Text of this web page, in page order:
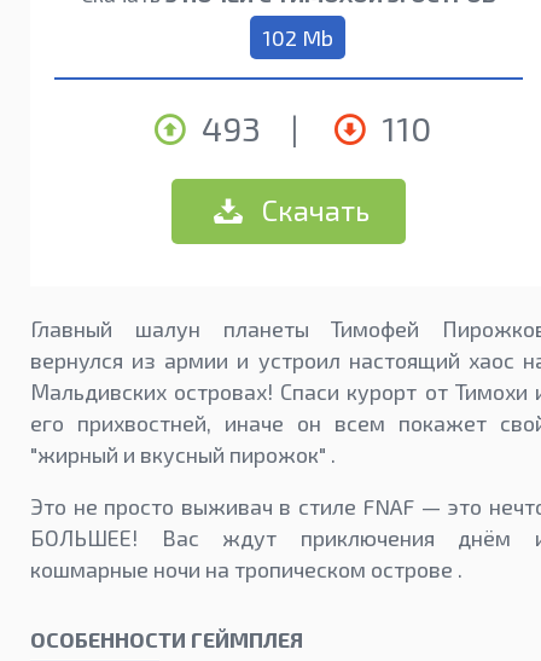
102 Mb
493 | 110
Скачать
Главный шалун планеты Тимофей
вернулся из армии и устроил настоящий хаос
Мальдивских островах! Спаси курорт от Тимохи
его прихвостней, иначе он всем покажет
"жирный и вкусный пирожок" .
Это не просто выживач в стиле FNAF — это
БОЛЬШЕЕ! Вас ждут приключения днём
кошмарные ночи на тропическом острове .
ОСОБЕННОСТИ ГЕЙМПЛЕЯ